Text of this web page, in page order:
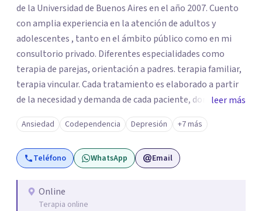
de la Universidad de Buenos Aires en el año 2007. Cuento
con amplia experiencia en la atención de adultos y
adolescentes , tanto en el ámbito público como en mi
consultorio privado. Diferentes especialidades como
terapia de parejas, orientación a padres. terapia familiar,
terapia vincular. Cada tratamiento es elaborado a partir
de la necesidad y demanda de cada paciente, donde
ambos vamos ejercer un papel activo en la orientación de
la terapia. Para ello utilizo recursos técnicos amplios y
flexibles, adaptados al momento y problemática de cada
persona.
leer más
Ansiedad Codependencia Depresión +7 más
Teléfono WhatsApp Email
Online
Terapia online